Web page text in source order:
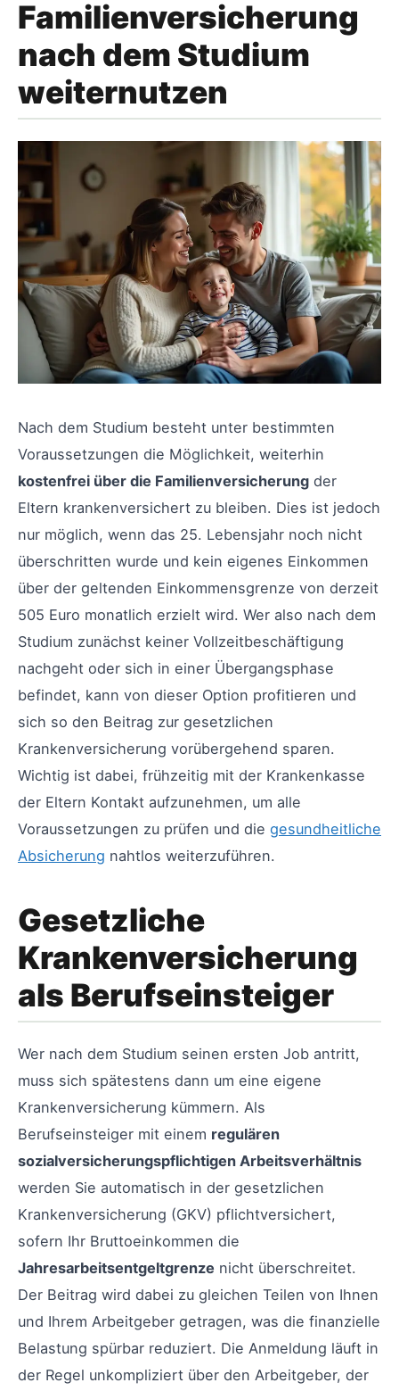
Familienversicherung
nach dem Studium
weiternutzen
Nach dem Studium besteht unter bestimmten
Voraussetzungen die Möglichkeit, weiterhin
kostenfrei über die Familienversicherung der
Eltern krankenversichert zu bleiben. Dies ist jedoch
nur möglich, wenn das 25. Lebensjahr noch nicht
überschritten wurde und kein eigenes Einkommen
über der geltenden Einkommensgrenze von derzeit
505 Euro monatlich erzielt wird. Wer also nach dem
Studium zunächst keiner Vollzeitbeschäftigung
nachgeht oder sich in einer Übergangsphase
befindet, kann von dieser Option profitieren und
sich so den Beitrag zur gesetzlichen
Krankenversicherung vorübergehend sparen.
Wichtig ist dabei, frühzeitig mit der Krankenkasse
der Eltern Kontakt aufzunehmen, um alle
Voraussetzungen zu prüfen und die gesundheitliche
Absicherung nahtlos weiterzuführen.
Gesetzliche
Krankenversicherung
als Berufseinsteiger
Wer nach dem Studium seinen ersten Job antritt,
muss sich spätestens dann um eine eigene
Krankenversicherung kümmern. Als
Berufseinsteiger mit einem regulären
sozialversicherungspflichtigen Arbeitsverhältnis
werden Sie automatisch in der gesetzlichen
Krankenversicherung (GKV) pflichtversichert,
sofern Ihr Bruttoeinkommen die
Jahresarbeitsentgeltgrenze nicht überschreitet.
Der Beitrag wird dabei zu gleichen Teilen von Ihnen
und Ihrem Arbeitgeber getragen, was die finanzielle
Belastung spürbar reduziert. Die Anmeldung läuft in
der Regel unkompliziert über den Arbeitgeber, der